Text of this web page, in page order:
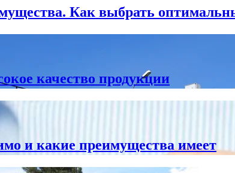
Как выбрать
качество продукции
и какие преимущества имеет